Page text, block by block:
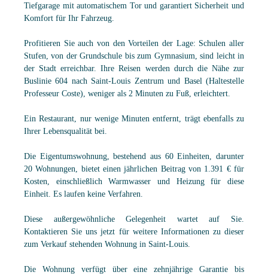
Tiefgarage mit automatischem Tor und garantiert Sicherheit und
Komfort für Ihr Fahrzeug.
Profitieren Sie auch von den Vorteilen der Lage: Schulen aller
Stufen, von der Grundschule bis zum Gymnasium, sind leicht in
der Stadt erreichbar. Ihre Reisen werden durch die Nähe zur
Buslinie 604 nach Saint-Louis Zentrum und Basel (Haltestelle
Professeur Coste), weniger als 2 Minuten zu Fuß, erleichtert.
Ein Restaurant, nur wenige Minuten entfernt, trägt ebenfalls zu
Ihrer Lebensqualität bei.
Die Eigentumswohnung, bestehend aus 60 Einheiten, darunter
20 Wohnungen, bietet einen jährlichen Beitrag von 1.391 € für
Kosten, einschließlich Warmwasser und Heizung für diese
Einheit. Es laufen keine Verfahren.
Diese außergewöhnliche Gelegenheit wartet auf Sie.
Kontaktieren Sie uns jetzt für weitere Informationen zu dieser
zum Verkauf stehenden Wohnung in Saint-Louis.
Die Wohnung verfügt über eine zehnjährige Garantie bis